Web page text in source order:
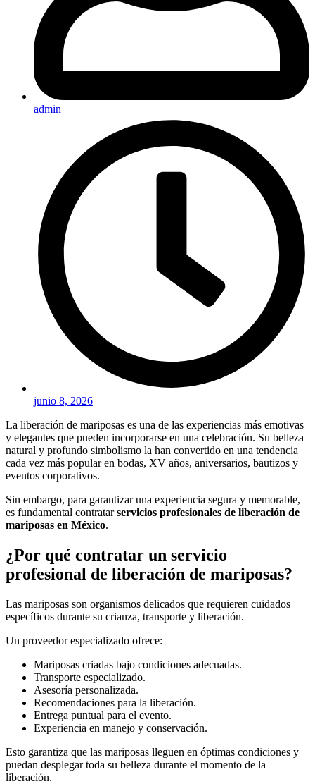
admin
junio 8, 2026
La liberación de mariposas es una de las experiencias más emotivas
y elegantes que pueden incorporarse en una celebración. Su belleza
natural y profundo simbolismo la han convertido en una tendencia
cada vez más popular en bodas, XV años, aniversarios, bautizos y
eventos corporativos.
Sin embargo, para garantizar una experiencia segura y memorable,
es fundamental contratarservicios profesionales de liberación de
mariposas en México.
¿Por qué contratar un servicio
profesional de liberación de mariposas?
Las mariposas son organismos delicados que requieren cuidados
específicos durante su crianza, transporte y liberación.
Un proveedor especializado ofrece:
Mariposas criadas bajo condiciones adecuadas.
Transporte especializado.
Asesoría personalizada.
Recomendaciones para la liberación.
Entrega puntual para el evento.
Experiencia en manejo y conservación.
Esto garantiza que las mariposas lleguen en óptimas condiciones y
puedan desplegar toda su belleza durante el momento de la
liberación.